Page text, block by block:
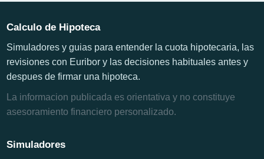
Calculo de Hipoteca
Simuladores y guias para entender la cuota hipotecaria, las
revisiones con Euribor y las decisiones habituales antes y
despues de firmar una hipoteca.
La informacion publicada es orientativa y no constituye
asesoramiento financiero personalizado.
Simuladores